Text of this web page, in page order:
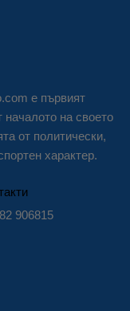
е първият
началото на своето
от политически,
характер.
906815